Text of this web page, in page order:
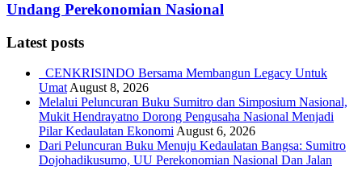
Undang Perekonomian Nasional
Latest posts
CENKRISINDO Bersama Membangun Legacy Untuk
UmatAugust 8, 2026
Melalui Peluncuran Buku Sumitro dan Simposium Nasional,
Mukit Hendrayatno Dorong Pengusaha Nasional Menjadi
Pilar Kedaulatan EkonomiAugust 6, 2026
Dari Peluncuran Buku Menuju Kedaulatan Bangsa: Sumitro
Dojohadikusumo, UU Perekonomian Nasional Dan Jalan